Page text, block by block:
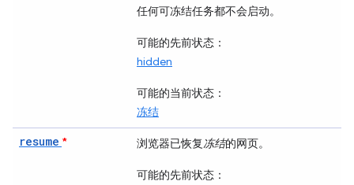
任何可冻结任务都不会启动。
可能的先前状态 ：
hidden
可能的当前状态 ：
冻结
resume * 浏览器已恢复冻结的网页。
可能的先前状态 ：